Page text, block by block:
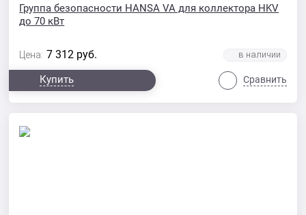
Группа безопасности HANSA VA для коллектора HKV
до 70 кВт
Цена: 7 312 руб.
Купить Сравнить